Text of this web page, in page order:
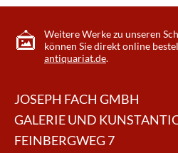
Weitere Werke zu unseren
können Sie direkt online
antiquariat.de.
JOSEPH FACH GMBH
GALERIE UND
FEINBERGWEG 7